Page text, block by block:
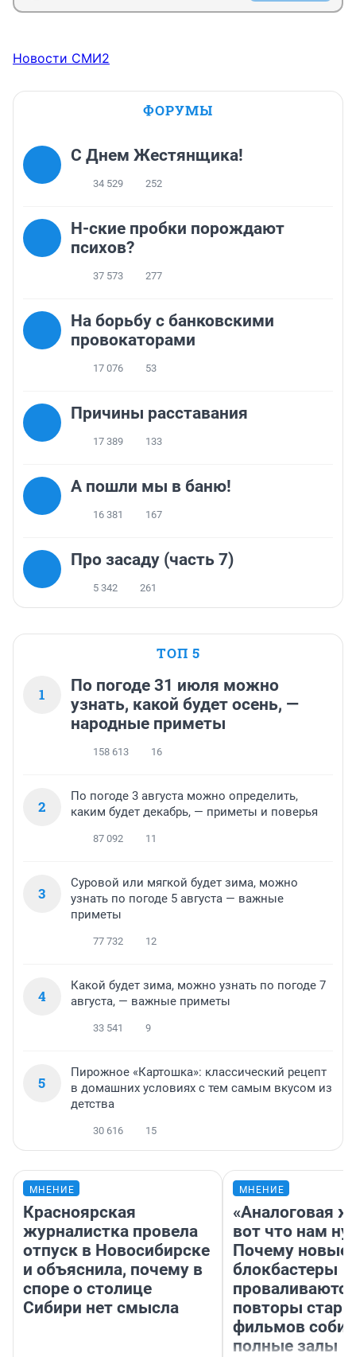
Новости СМИ2
ФОРУМЫ
С Днем Жестянщика!
34 529 252
Н-ские пробки порождают
психов?
37 573 277
На борьбу с банковскими
провокаторами
17 076 53
Причины расставания
17 389 133
А пошли мы в баню!
16 381 167
Про засаду (часть 7)
5 342 261
ТОП 5
1
По погоде 31 июля можно
узнать, какой будет осень, —
народные приметы
158 613 16
2
По погоде 3 августа можно определить,
каким будет декабрь, — приметы и поверья
87 092 11
3
Суровой или мягкой будет зима, можно
узнать по погоде 5 августа — важные
приметы
77 732 12
4
Какой будет зима, можно узнать по погоде 7
августа, — важные приметы
33 541 9
5
Пирожное «Картошка»: классический рецепт
в домашних условиях с тем самым вкусом из
детства
30 616 15
МНЕНИЕ
Красноярская
журналистка провела
отпуск в Новосибирске
и объяснила, почему в
споре о столице
Сибири нет смысла
МНЕНИЕ
«Аналоговая
вот что нам
Почему новые
блокбастеры
повторы
фильмов
полные залы